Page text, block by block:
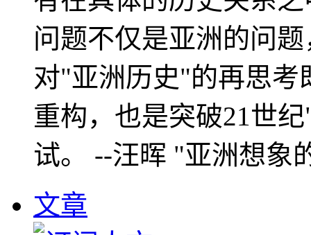
问题不仅是亚洲的问
对"亚洲历史"的再思考
重构，也是突破21世
试。 --汪晖 "亚洲想象
文章